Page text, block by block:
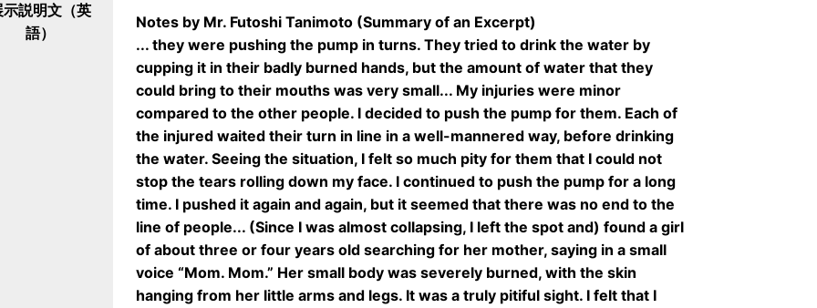
示説明文（英
語）
Notes by Mr. Futoshi Tanimoto (Summary of an Excerpt)
... they were pushing the pump in turns. They tried to drink the water by
cupping it in their badly burned hands, but the amount of water that they
could bring to their mouths was very small... My injuries were minor
compared to the other people. I decided to push the pump for them. Each of
the injured waited their turn in line in a well-mannered way, before drinking
the water. Seeing the situation, I felt so much pity for them that I could not
stop the tears rolling down my face. I continued to push the pump for a long
time. I pushed it again and again, but it seemed that there was no end to the
line of people... (Since I was almost collapsing, I left the spot and) found a girl
of about three or four years old searching for her mother, saying in a small
voice “Mom. Mom.” Her small body was severely burned, with the skin
hanging from her little arms and legs. It was a truly pitiful sight. I felt that I